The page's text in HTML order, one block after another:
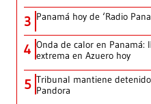
3 Panamá hoy de ‘Radio
4 Onda de calor en Panamá:
extrema en Azuero hoy
5 Tribunal mantiene
Pandora